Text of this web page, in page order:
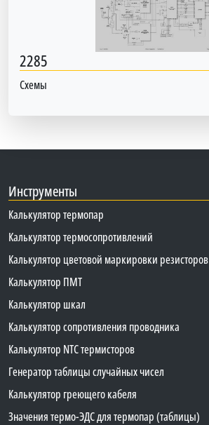
2285
Схемы
Инструменты
Калькулятор термопар
Калькулятор термосопротивлений
Калькулятор цветовой маркировки резисторов
Калькулятор ПМТ
Калькулятор шкал
Калькулятор сопротивления проводника
Калькулятор NTC термисторов
Генератор таблицы случайных чисел
Калькулятор греющего кабеля
Значения термо-ЭДС для термопар (таблицы)